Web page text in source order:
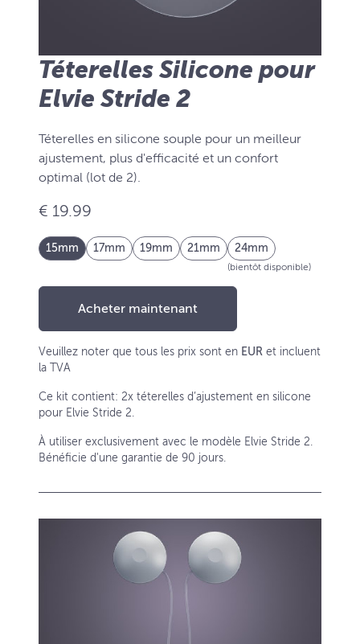
Téterelles Silicone pour
Elvie Stride 2
Téterelles en silicone souple pour un meilleur
ajustement, plus d'efficacité et un confort
optimal (lot de 2).
€ 19.99
15mm 17mm 19mm 21mm 24mm
(bientôt disponible)
Acheter maintenant
Veuillez noter que tous les prix sont en EUR et incluent
la TVA
Ce kit contient: 2x téterelles d’ajustement en silicone
pour Elvie Stride 2.
À utiliser exclusivement avec le modèle Elvie Stride 2.
Bénéficie d'une garantie de 90 jours.